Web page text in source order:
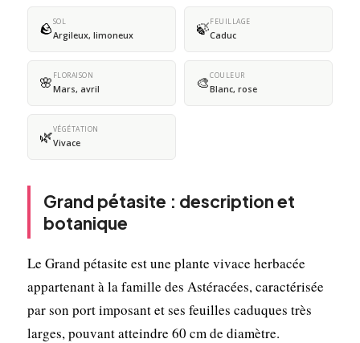
🪨SOL
Argileux, limoneux 🍃FEUILLAGE
Caduc
🌸 FLORAISON
Mars, avril 🎨COULEUR
Blanc, rose
🌿VÉGÉTATION
Vivace
Grand pétasite : description et
botanique
Le Grand pétasite est une plante vivace herbacée
appartenant à la famille des Astéracées, caractérisée
par son port imposant et ses feuilles caduques très
larges, pouvant atteindre 60 cm de diamètre.